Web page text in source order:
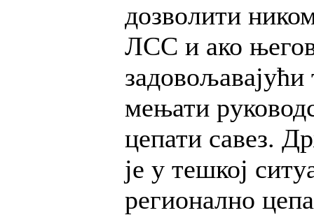
дозволити
ЛСС и ако
задовољавајући
мењати
цепати савез.
је у тешкој
регионално